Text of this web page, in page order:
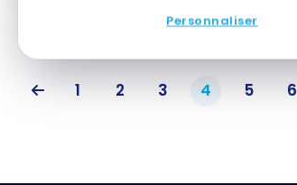
Personnaliser
1 2 3 4 5 6